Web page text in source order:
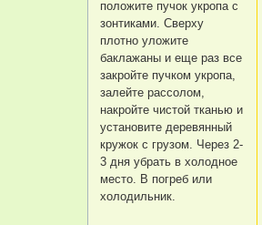
положите пучок укропа с
зонтиками. Сверху
плотно уложите
баклажаны и еще раз все
закройте пучком укропа,
залейте рассолом,
накройте чистой тканью и
установите деревянный
кружок с грузом. Через 2-
3 дня убрать в холодное
место. В погреб или
холодильник.